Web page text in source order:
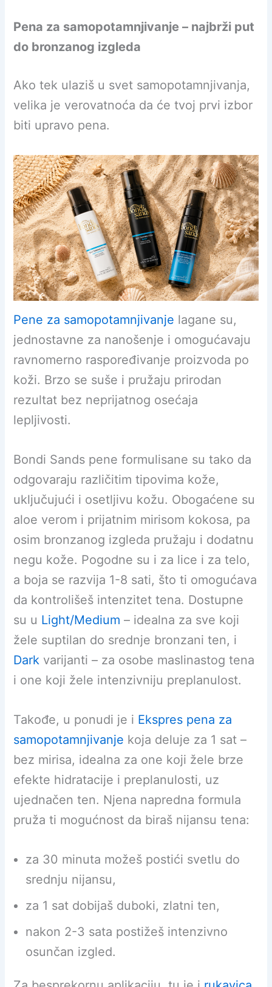
Pena za samopotamnjivanje – najbrži put
do bronzanog izgleda
Ako tek ulaziš u svet samopotamnjivanja,
velika je verovatnoća da će tvoj prvi izbor
biti upravo pena.
Pene za samopotamnjivanje lagane su,
jednostavne za nanošenje i omogućavaju
ravnomerno raspoređivanje proizvoda po
koži. Brzo se suše i pružaju prirodan
rezultat bez neprijatnog osećaja
lepljivosti.
Bondi Sands pene formulisane su tako da
odgovaraju različitim tipovima kože,
uključujući i osetljivu kožu. Obogaćene su
aloe verom i prijatnim mirisom kokosa, pa
osim bronzanog izgleda pružaju i dodatnu
negu kože. Pogodne su i za lice i za telo,
a boja se razvija 1-8 sati, što ti omogućava
da kontrolišeš intenzitet tena. Dostupne
su u Light/Medium – idealna za sve koji
žele suptilan do srednje bronzani ten, i
Dark varijanti – za osobe maslinastog tena
i one koji žele intenzivniju preplanulost.
Takođe, u ponudi je i Ekspres pena za
samopotamnjivanje koja deluje za 1 sat –
bez mirisa, idealna za one koji žele brze
efekte hidratacije i preplanulosti, uz
ujednačen ten. Njena napredna formula
pruža ti mogućnost da biraš nijansu tena:
za 30 minuta možeš postići svetlu do
srednju nijansu,
za 1 sat dobijaš duboki, zlatni ten,
nakon 2-3 sata postižeš intenzivno
osunčan izgled.